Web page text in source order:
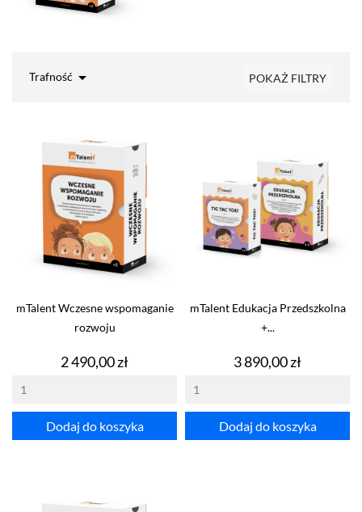
Trafność  POKAŻ FILTRY
mTalent Wczesne wspomaganie
rozwoju
Cena
2 490,00 zł
Dodaj do koszyka
mTalent Edukacja Przedszkolna
+...
Cena
3 890,00 zł
Dodaj do koszyka